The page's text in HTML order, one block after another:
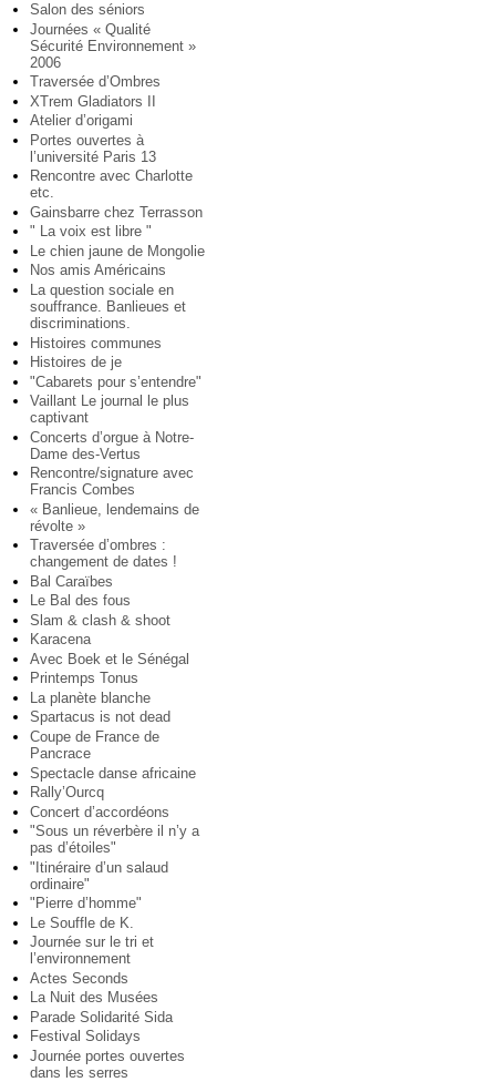
Salon des séniors
Journées « Qualité
Sécurité Environnement »
2006
Traversée d’Ombres
XTrem Gladiators II
Atelier d’origami
Portes ouvertes à
l’université Paris 13
Rencontre avec Charlotte
etc.
Gainsbarre chez Terrasson
" La voix est libre "
Le chien jaune de Mongolie
Nos amis Américains
La question sociale en
souffrance. Banlieues et
discriminations.
Histoires communes
Histoires de je
"Cabarets pour s’entendre"
Vaillant Le journal le plus
captivant
Concerts d’orgue à Notre-
Dame des-Vertus
Rencontre/signature avec
Francis Combes
« Banlieue, lendemains de
révolte »
Traversée d’ombres :
changement de dates !
Bal Caraïbes
Le Bal des fous
Slam & clash & shoot
Karacena
Avec Boek et le Sénégal
Printemps Tonus
La planète blanche
Spartacus is not dead
Coupe de France de
Pancrace
Spectacle danse africaine
Rally’Ourcq
Concert d’accordéons
"Sous un réverbère il n’y a
pas d’étoiles"
"Itinéraire d’un salaud
ordinaire"
"Pierre d’homme"
Le Souffle de K.
Journée sur le tri et
l’environnement
Actes Seconds
La Nuit des Musées
Parade Solidarité Sida
Festival Solidays
Journée portes ouvertes
dans les serres